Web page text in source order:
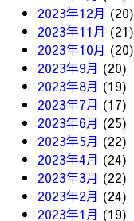
2023年12月 (20)
2023年11月 (21)
2023年10月 (20)
2023年9月 (20)
2023年8月 (19)
2023年7月 (17)
2023年6月 (25)
2023年5月 (22)
2023年4月 (24)
2023年3月 (22)
2023年2月 (24)
2023年1月 (19)